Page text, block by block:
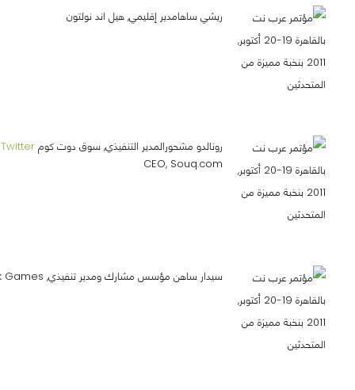
ريشي ساهامدير إقليمي, هيل اند نولتون
رونالدو مشحورالمدير التنفيذي, سوق دوت كوم Twitter
CEO, Souq.com
سيدار ساهن مؤسس مشارك ومدير تنفيذي, Peak Games